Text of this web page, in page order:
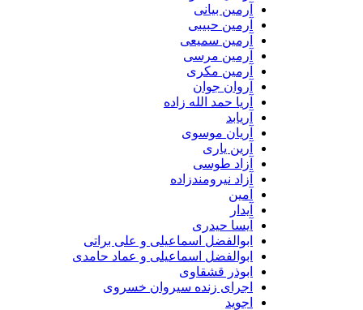
آرمین بیانی
آرمین حبیبی
آرمین سمیعی
آرمین مرسی
آرمین مکری
آروان جوان
آریا حمد الله زاده
آریان موسوی
آرین یاری
آزاد طوسی
آزاد نیرومندزاده
آیسا حیدری
ابوالفضل اسماعیلی و علی براتی
ابوالفضل اسماعیلی و عماد حامدی
ابوذر قشقاوی
اجرای زنده سیروان خسروی